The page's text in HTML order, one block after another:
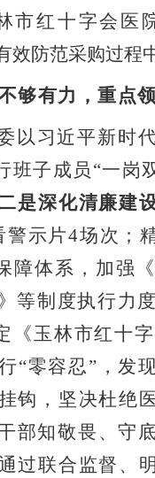
市红十字会医
效防范采购过程
够有力，重点
以习近平新时
班子成员 “一岗
是深化清廉建
警示片4场次；
障体系，加强
等制度执行力
《玉林市红十
“零容忍” ，发
钩，坚决杜绝
部知敬畏、守
过联合监督、